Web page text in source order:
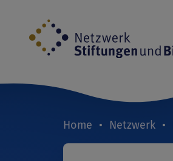
Inhalt
Breadcrumb
Home Netzwerk